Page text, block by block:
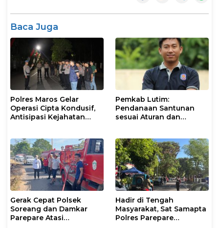
Baca Juga
Polres Maros Gelar
Operasi Cipta Kondusif,
Antisipasi Kejahatan
Pemkab Lutim:
Pendanaan Santunan
sesuai Aturan dan
Gerak Cepat Polsek
Soreang dan Damkar
Parepare Atasi
Hadir di Tengah
Masyarakat, Sat Samapta
Polres Parepare